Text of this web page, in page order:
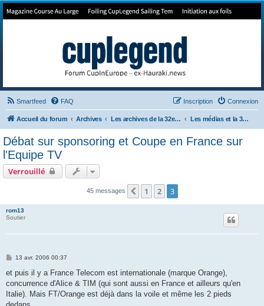
Forum de Cup In Europe
Smartfeed FAQ Connexion
Inscription
Accueil du forum Archives Les archives de la 32e America's Cup Les médias et la 32e ACup
Débat sur sponsoring et Coupe en France sur
l'Equipe TV
Verrouillé
45 messages Précédent
1 2 3
rom13
Soutier
M
s
s
a
g
13 avr. 2006 00:37
et puis il y a France Telecom est internationale (marque Orange),
concurrence d'Alice & TIM (qui sont aussi en France et ailleurs qu'en
Italie). Mais FT/Orange est déjà dans la voile et même les 2 pieds